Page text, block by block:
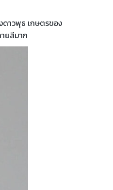
าวพุธ เกษตรของ
ยสีมาก